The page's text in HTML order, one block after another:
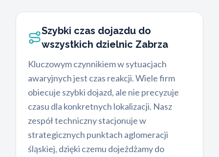
Szybki czas dojazdu do
wszystkich dzielnic Zabrza
Kluczowym czynnikiem w sytuacjach
awaryjnych jest czas reakcji. Wiele firm
obiecuje szybki dojazd, ale nie precyzuje
czasu dla konkretnych lokalizacji. Nasz
zespół techniczny stacjonuje w
strategicznych punktach aglomeracji
śląskiej, dzięki czemu dojeżdżamy do